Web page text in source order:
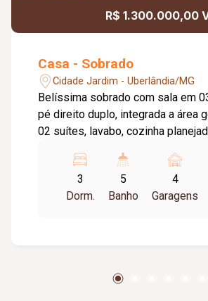
R$ 1.300.000,00
Casa - Sobrado
Cidade Jardim - Uberlândia/MG
Belíssima sobrado com sala em
pé direito duplo, integrada a área
02 suítes, lavabo, cozinha
garagem para 04 carros, jardins.
3
Dorm.
5
Banho
4
Garagens